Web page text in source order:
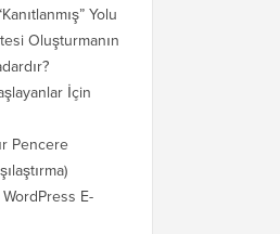
Yolu
Oluşturmanın
İçin
Pencere
WordPress E-